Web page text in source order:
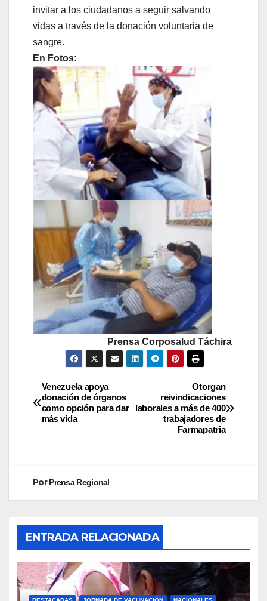
invitar a los ciudadanos a seguir salvando
vidas a través de la donación voluntaria de
sangre.
En Fotos:
Prensa Corposalud Táchira
Otorgan
reivindicaciones
laborales a más de 400
trabajadores de
Farmapatria
Venezuela apoya
donación de órganos
como opción para dar
más vida
PorPrensa Regional
ENTRADA RELACIONADA